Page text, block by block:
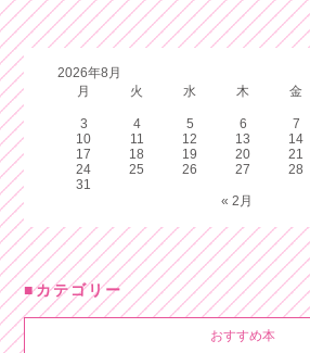
2026年8月
月
火 水 木 金
3
4 5 6 7
10
11 12 13 14
17
18 19 20 21
24
25 26 27 28
31
« 2月
カテゴリー
おすすめ本